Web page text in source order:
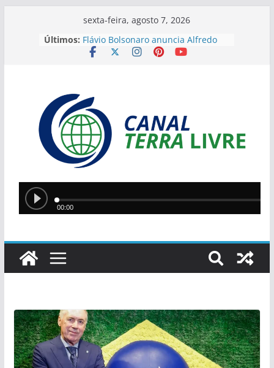
sexta-feira, agosto 7, 2026
Últimos: Flávio Bolsonaro anuncia Alfredo
Gaspar como vice em chapa
anunciados pelas redes sociais
Dois homens são detidos durante
operação contra garimpo ilegal no
Sul do Piauí
Silvio Mendes anuncia início de
cirurgias por videolaparoscopia no
Desembargador do TJPR diz que
Brasil “acabou” e afirma não ter